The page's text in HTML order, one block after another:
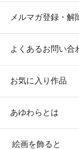
メルマガ登録・解
よくあるお問い合
お気に入り作品
あゆわらとは
絵画を飾ると